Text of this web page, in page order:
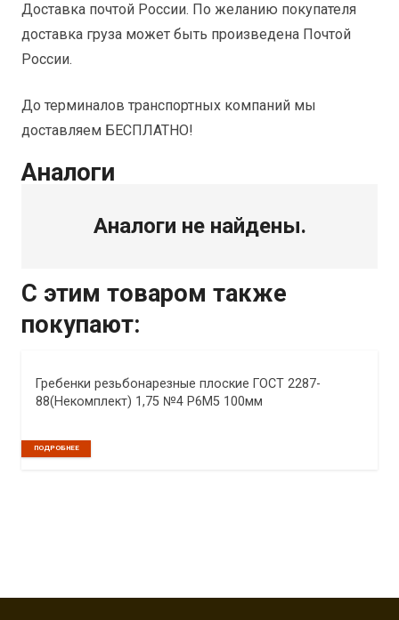
Доставка почтой России. По желанию покупателя
доставка груза может быть произведена Почтой
России.
До терминалов транспортных компаний мы
доставляем БЕСПЛАТНО!
Аналоги
Аналоги не найдены.
С этим товаром также
покупают:
Гребенки резьбонарезные плоские ГОСТ 2287-
88(Некомплект) 1,75 №4 Р6М5 100мм
ПОДРОБНЕЕ